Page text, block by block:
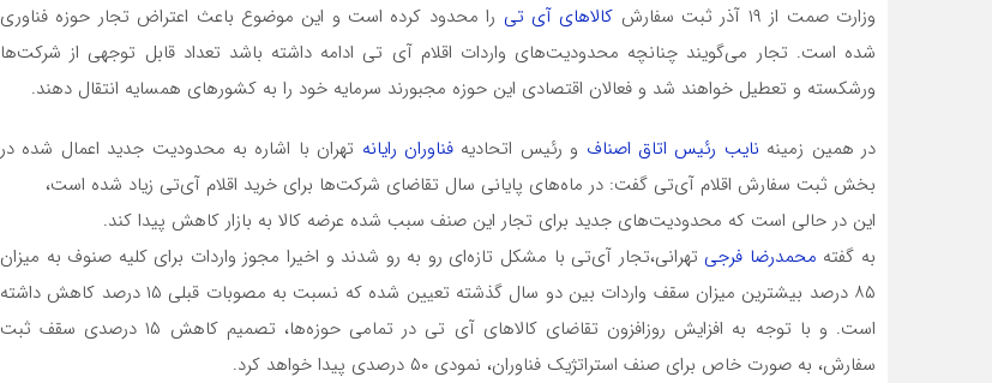
وزارت صمت از ۱۹ آذر ثبت سفارش کالاهای آی تی را محدود کرده است و این موضوع باعث اعتراض تجار حوزه فناوری
شده است. تجار می‌گویند چنانچه محدودیت‌های واردات اقلام آی تی ادامه داشته باشد تعداد قابل توجهی از شرکت‌ها
ورشکسته و تعطیل خواهند شد و فعالان اقتصادی این حوزه مجبورند سرمایه خود را به کشورهای همسایه انتقال دهند.
در همین زمینه نایب رئیس اتاق اصناف و رئیس اتحادیه فناوران رایانه تهران با اشاره به محدودیت جدید اعمال شده در
بخش ثبت سفارش اقلام آی‌تی گفت: در ماه‌های پایانی سال تقاضای شرکت‌ها برای خرید اقلام آی‌تی زیاد شده است،
این در حالی است که محدودیت‌های جدید برای تجار این صنف سبب شده عرضه کالا به بازار کاهش پیدا کند.
به گفته محمدرضا فرجی تهرانی،تجار آی‌تی با مشکل تازه‌ای رو به رو شدند و اخیرا مجوز واردات برای کلیه صنوف به میزان
۸۵ درصد بیشترین میزان سقف واردات بین دو سال گذشته تعیین شده که نسبت به مصوبات قبلی ۱۵ درصد کاهش داشته
است. و با توجه به افزایش روزافزون تقاضای کالاهای آی تی در تمامی حوزه‌ها، تصمیم کاهش ۱۵ درصدی سقف ثبت
سفارش، به صورت خاص برای صنف استراتژیک فناوران، نمودی ۵۰ درصدی پیدا خواهد کرد.